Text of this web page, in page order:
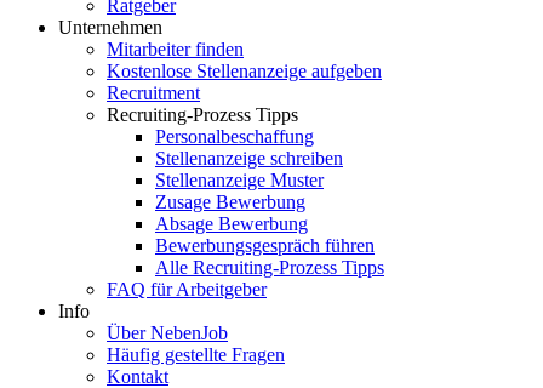
Ratgeber
Unternehmen
Mitarbeiter finden
Kostenlose Stellenanzeige aufgeben
Recruitment
Recruiting-Prozess Tipps
Personalbeschaffung
Stellenanzeige schreiben
Stellenanzeige Muster
Zusage Bewerbung
Absage Bewerbung
Bewerbungsgespräch führen
Alle Recruiting-Prozess Tipps
FAQ für Arbeitgeber
Info
Über NebenJob
Häufig gestellte Fragen
Kontakt